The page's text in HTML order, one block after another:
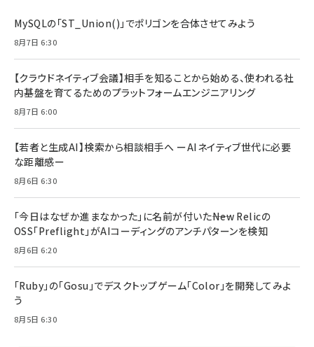
MySQLの「ST_Union()」でポリゴンを合体させてみよう
8月7日 6:30
【クラウドネイティブ会議】相手を知ることから始める、使われる社
内基盤を育てるためのプラットフォームエンジニアリング
8月7日 6:00
【若者と生成AI】検索から相談相手へ ーAIネイティブ世代に必要
な距離感ー
8月6日 6:30
「今日はなぜか進まなかった」に名前が付いた――New Relicの
OSS「Preflight」がAIコーディングのアンチパターンを検知
8月6日 6:20
「Ruby」の「Gosu」でデスクトップゲーム「Color」を開発してみよ
う
8月5日 6:30